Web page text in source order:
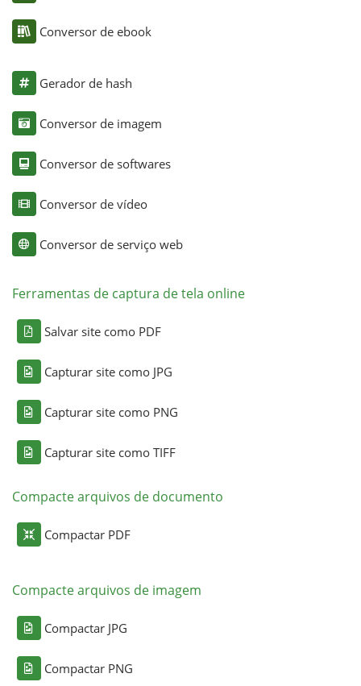
Conversor de ebook
Gerador de hash
Conversor de imagem
Conversor de softwares
Conversor de vídeo
Conversor de serviço web
Ferramentas de captura de tela online
Salvar site como PDF
Capturar site como JPG
Capturar site como PNG
Capturar site como TIFF
Compacte arquivos de documento
Compactar PDF
Compacte arquivos de imagem
Compactar JPG
Compactar PNG